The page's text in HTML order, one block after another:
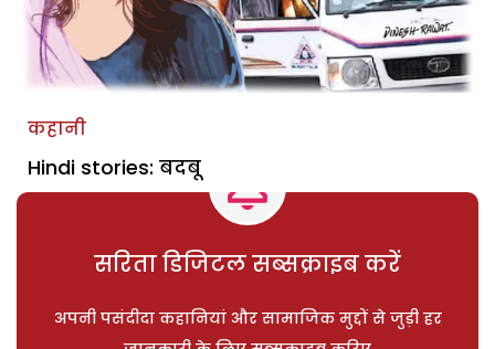
कहानी
Hindi stories: बदबू
सरिता डिजिटल सब्सक्राइब करें
अपनी पसंदीदा कहानियां और सामाजिक मुद्दों से जुड़ी हर